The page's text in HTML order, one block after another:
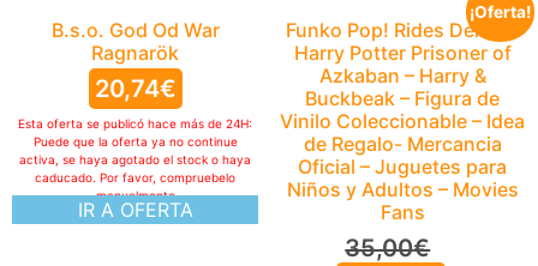
B.s.o. God Od War
Ragnarök
20,74€
IR A OFERTA
Esta oferta se publicó hace más de 24H:
Puede que la oferta ya no continue
activa, se haya agotado el stock o haya
caducado. Por favor, compruebelo
manualmente
¡Oferta!
Funko Pop! Rides Deluxe:
Harry Potter Prisoner of
Azkaban – Harry &
Buckbeak – Figura de
Vinilo Coleccionable – Idea
de Regalo- Mercancia
Oficial – Juguetes para
Niños y Adultos – Movies
Fans
35,00€